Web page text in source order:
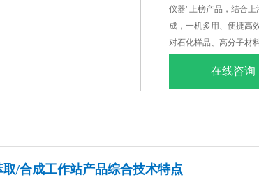
仪器"上榜产品，结合上
成，一机多用、便捷高
对石化样品、高分子材
层等，体现上海新仪
在线咨询
/合成工作站产品综合技术特点